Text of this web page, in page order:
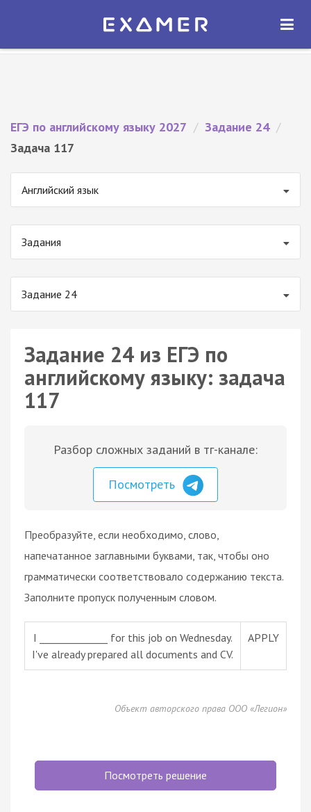
Экзамер — ЕГЭ 2027
ОТКРЫТЬ
ЕГЭ по английскому языку 2027 / Задание 24 /
Задача 117
Английский язык
Задания
Задание 24
Задание 24 из ЕГЭ по
английскому языку: задача
117
Разбор сложных заданий в тг-канале:
Посмотреть
Преобразуйте, если необходимо, слово,
напечатанное заглавными буквами, так, чтобы оно
грамматически соответствовало содержанию текста.
Заполните пропуск полученным словом.
I ______________ for this job on Wednesday.
I've already prepared all documents and CV.
APPLY
Объект авторского права ООО «Легион»
Посмотреть решение